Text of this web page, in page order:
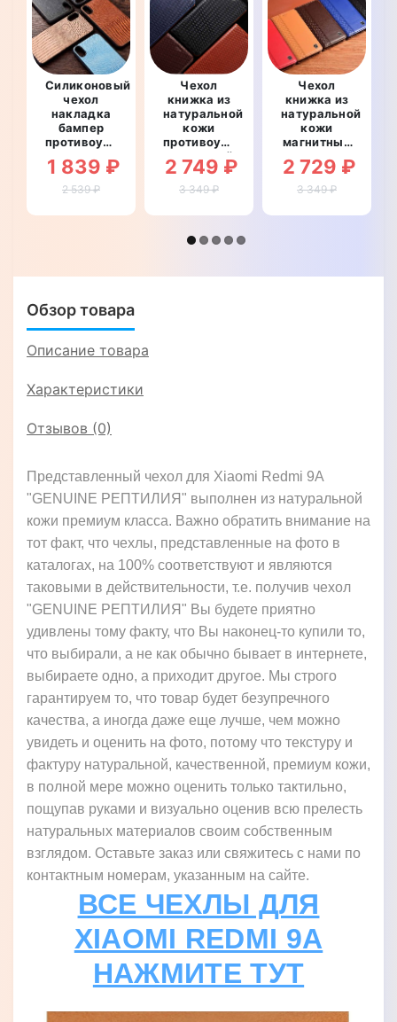
Силиконовый
чехол
накладка
бампер
противоударный
со
вставкой
из
кожи для
1 839 ₽
2 539 ₽
Чехол
книжка из
натуральной
кожи
противоударный
магнитный
для Xiaomi
Redmi 9A
2 749 ₽
3 349 ₽
Чехол
книжка из
натуральной
кожи
магнитный
противоударный
для Xiaomi
Redmi 9A
2 729 ₽
3 349 ₽
Обзор товара
Описание товара
Характеристики
Отзывов (0)
Представленный чехол для Xiaomi Redmi 9A
"GENUINE РЕПТИЛИЯ" выполнен из натуральной
кожи премиум класса. Важно обратить внимание на
тот факт, что чехлы, представленные на фото в
каталогах, на 100% соответствуют и являются
таковыми в действительности, т.е. получив чехол
"GENUINE РЕПТИЛИЯ" Вы будете приятно
удивлены тому факту, что Вы наконец-то купили то,
что выбирали, а не как обычно бывает в интернете,
выбираете одно, а приходит другое. Мы строго
гарантируем то, что товар будет безупречного
качества, а иногда даже еще лучше, чем можно
увидеть и оценить на фото, потому что текстуру и
фактуру натуральной, качественной, премиум кожи,
в полной мере можно оценить только тактильно,
пощупав руками и визуально оценив всю прелесть
натуральных материалов своим собственным
взглядом. Оставьте заказ или свяжитесь с нами по
контактным номерам, указанным на сайте.
ВСЕ ЧЕХЛЫ ДЛЯ
XIAOMI REDMI 9A
НАЖМИТЕ ТУТ